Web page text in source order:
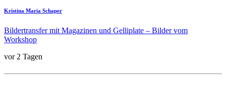
Kristina Maria Schaper
Bildertransfer mit Magazinen und Gelliplate – Bilder vom
Workshop
vor 2 Tagen